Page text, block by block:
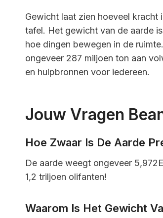
Gewicht laat zien hoeveel
tafel. Het gewicht van de aarde
hoe dingen bewegen in de
ongeveer 287 miljoen ton aan
en hulpbronnen voor iedereen.
Jouw Vragen
Hoe Zwaar Is De Aarde
De aarde weegt ongeveer
1,2 triljoen olifanten!
Waarom Is Het Gewicht